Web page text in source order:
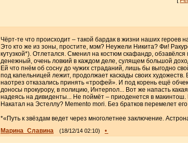
Чёрт-те что происходит – такой бардак в жизни наших
Это кто же из зоны, простите, мэм? Неужели Никита? Фи!
кутузкой*). Отлетался. Сменил на костюм скафандр,
денежный, очень ловкий в каждом деле, сулящем большой
Ей что пнём об сосну до чужих страданий, лишь бы выгодно
под капельницей лежит, продолжает каскады своих
наотрез отказались принять «трофей». И под корень ещё
доносы прокурору, в полицию, Интерпол... Вот же напасть
надеясь на дивиденты... Не поймёт – приоденется в
Накатал на Эстеллу? Memento mori. Без братков перемелет
*«Путь к звёздам ведет через многолетнее заключение.
Марина_Славина
(18/12/14 02:10) •